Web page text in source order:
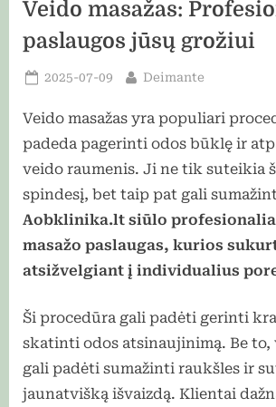
Veido masažas:
paslaugos jūsų grožiui
Posted
2025-07-09 By
Deimante
Veido masažas yra populiari
padeda pagerinti odos būklę ir
veido raumenis. Ji ne tik suteikia
spindesį, bet taip pat gali
Aobklinika.lt siūlo
masažo paslaugas, kurios
atsižvelgiant į individualius
Ši procedūra gali padėti gerinti
skatinti odos atsinaujinimą. Be to,
gali padėti sumažinti raukšles ir
jaunatvišką išvaizdą. Klientai